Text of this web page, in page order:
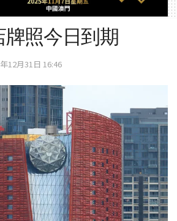
照今日到期
12月31日 16:46